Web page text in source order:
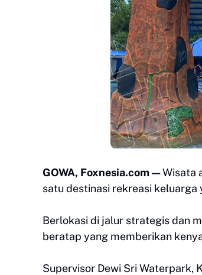
GOWA, Foxnesia.com —Wisata
satu destinasi rekreasi
Berlokasi di jalur strategis dan
beratap yang memberikan
Supervisor Dewi Sri Waterpark,